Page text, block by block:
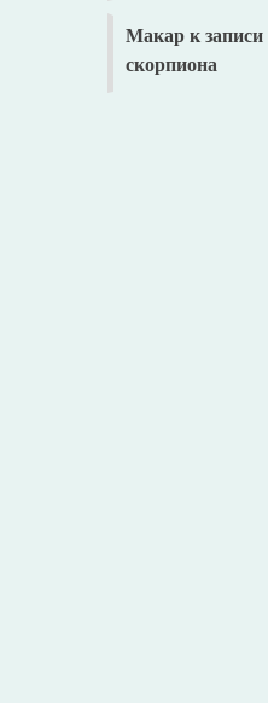
Макар к записи
скорпиона